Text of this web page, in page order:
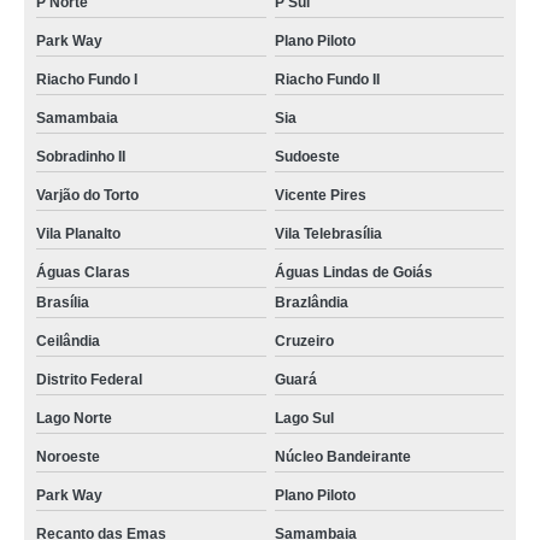
fornecedor de letreiro fachada loja Taguatinga Sul
fornecedor de letreiro iluminado fachada Distrito Federal
onde encontrar fornecedor de letreiro de led para fachada Park Way
telefone de fornecedor de letreiro luminoso fachada Lago Norte
onde encontrar fornecedor de letreiro loja fachada Scia
fornecedor de letreiros de led para fachadas Fercal
fornecedor de letreiro de fachada orçamento Brasília
onde encontrar fornecedor de letreiro para fachada Asa Sul
fornecedor de letreiros loja fachadas Arniqueiras
telefone de fornecedor de letreiro de led para fachada Noroeste
telefone de fornecedor de letreiro fachada Sia
Park Way Plano Piloto
Riacho Fundo I Riacho Fundo II
Samambaia Sia
Sobradinho II Sudoeste
Varjão do Torto Vicente Pires
Vila Planalto Vila Telebrasília
Águas Claras
Águas Lindas de Goiás
Brasília
Brazlândia
Ceilândia Cruzeiro
Distrito Federal Guará
Lago Norte Lago Sul
Noroeste Núcleo Bandeirante
Park Way Plano Piloto
Recanto das Emas Samambaia